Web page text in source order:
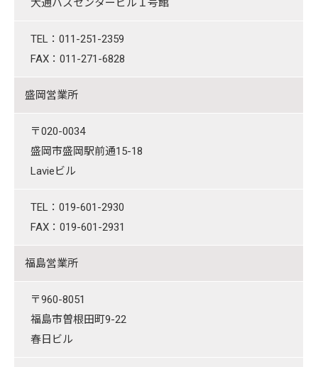
大通バスセンタービル１号館
TEL：011-251-2359
FAX：011-271-6828
盛岡営業所
〒020-0034
盛岡市盛岡駅前通15-18
Lavieビル
TEL：019-601-2930
FAX：019-601-2931
福島営業所
〒960-8051
福島市曽根田町9-22
春日ビル